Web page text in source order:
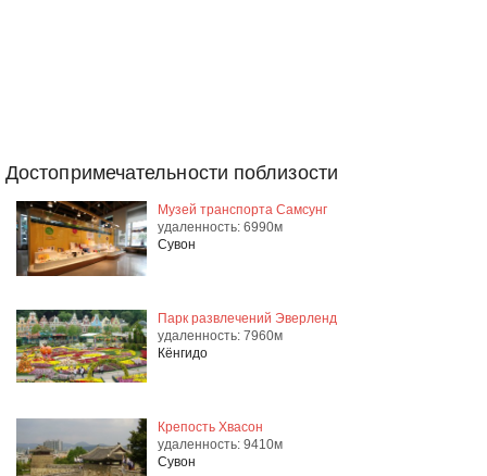
Достопримечательности поблизости
Музей транспорта Самсунг
удаленность: 6990м
Сувон
Парк развлечений Эверленд
удаленность: 7960м
Кёнгидо
Крепость Хвасон
удаленность: 9410м
Сувон